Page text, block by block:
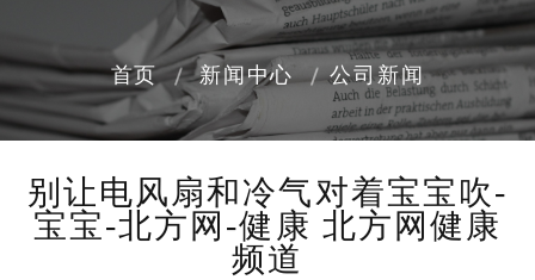
首页 新闻中心 公司新闻
别让电风扇和冷气对着宝宝吹-
宝宝-北方网-健康 北方网健康
频道